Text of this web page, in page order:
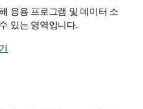
응용 프로그램 및 데이터 소
있는 영역입니다.